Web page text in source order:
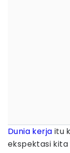
Dunia kerja itu
ekspektasi kita